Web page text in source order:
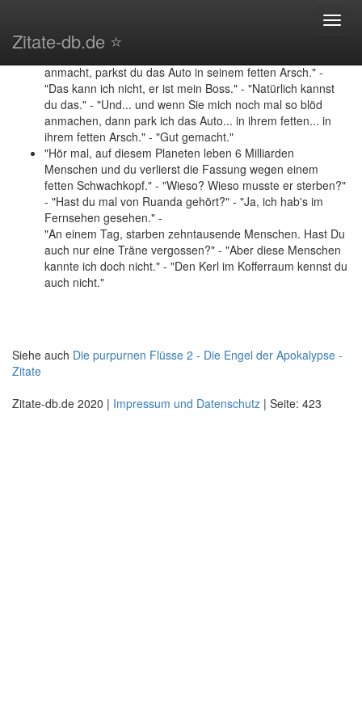
Zitate-db.de ⭐️
"Sag ihm, er ist ein Arschloch." - "Sie sind ein Arschloch." -
anmacht, parkst du das Auto in seinem fetten Arsch." -
"Das kann ich nicht, er ist mein Boss." - "Natürlich kannst
du das." - "Und... und wenn Sie mich noch mal so blöd
anmachen, dann park ich das Auto... in ihrem fetten... in
ihrem fetten Arsch." - "Gut gemacht."
"Hör mal, auf diesem Planeten leben 6 Milliarden
Menschen und du verlierst die Fassung wegen einem
fetten Schwachkopf." - "Wieso? Wieso musste er sterben?"
- "Hast du mal von Ruanda gehört?" - "Ja, ich hab's im
Fernsehen gesehen." -
"An einem Tag, starben zehntausende Menschen. Hast Du
auch nur eine Träne vergossen?" - "Aber diese Menschen
kannte ich doch nicht." - "Den Kerl im Kofferraum kennst du
auch nicht."
Siehe auch Die purpurnen Flüsse 2 - Die Engel der Apokalypse -
Zitate
Zitate-db.de 2020 | Impressum und Datenschutz | Seite: 423